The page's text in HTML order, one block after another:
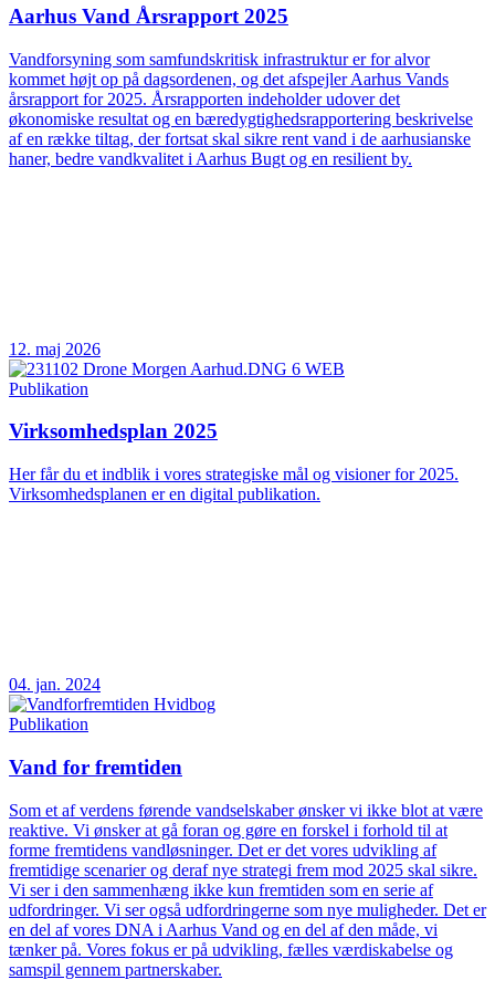
Aarhus Vand Årsrapport 2025
Vandforsyning som samfundskritisk infrastruktur er for alvor
kommet højt op på dagsordenen, og det afspejler Aarhus Vands
årsrapport for 2025. Årsrapporten indeholder udover det
økonomiske resultat og en bæredygtighedsrapportering beskrivelse
af en række tiltag, der fortsat skal sikre rent vand i de aarhusianske
haner, bedre vandkvalitet i Aarhus Bugt og en resilient by.
12. maj 2026
Publikation
Virksomhedsplan 2025
Her får du et indblik i vores strategiske mål og visioner for 2025.
Virksomhedsplanen er en digital publikation.
04. jan. 2024
Publikation
Vand for fremtiden
Som et af verdens førende vandselskaber ønsker vi ikke blot at være
reaktive. Vi ønsker at gå foran og gøre en forskel i forhold til at
forme fremtidens vandløsninger. Det er det vores udvikling af
fremtidige scenarier og deraf nye strategi frem mod 2025 skal sikre.
Vi ser i den sammenhæng ikke kun fremtiden som en serie af
udfordringer. Vi ser også udfordringerne som nye muligheder. Det er
en del af vores DNA i Aarhus Vand og en del af den måde, vi
tænker på. Vores fokus er på udvikling, fælles værdiskabelse og
samspil gennem partnerskaber.